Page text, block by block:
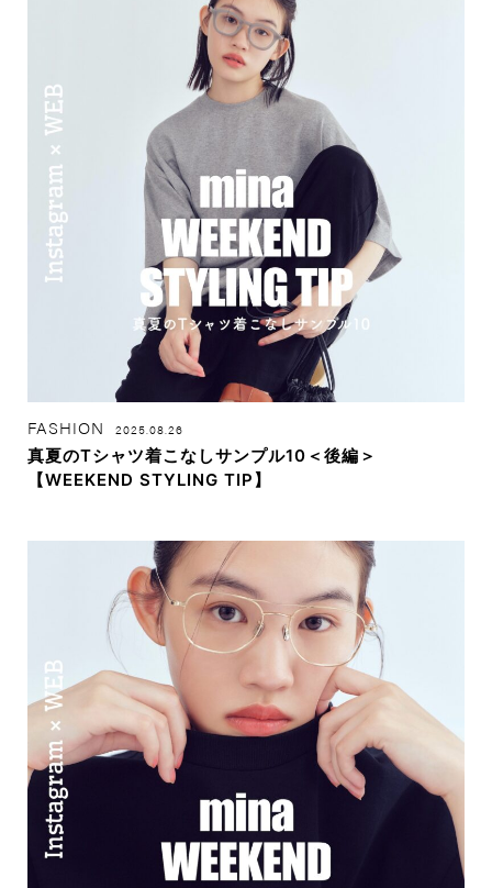
FASHION 2025.08.26
真夏のTシャツ着こなしサンプル10＜後編＞
【WEEKEND STYLING TIP】